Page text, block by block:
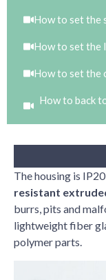
How to set the
How to set the
How to set the
How to back
The housing is
resistant
burrs, pits and
lightweight fiber
polymer parts.